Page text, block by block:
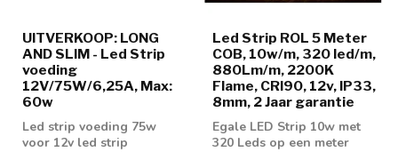
UITVERKOOP: LONG
AND SLIM - Led Strip
voeding
12V/75W/6,25A, Max:
60w
Led strip voeding 75w
voor 12v led strip
Led Strip ROL 5 Meter
COB, 10w/m, 320 led/m,
880Lm/m, 2200K
Flame, CRI90, 12v, IP33,
8mm, 2 Jaar garantie
Egale LED Strip 10w met
320 Leds op een meter